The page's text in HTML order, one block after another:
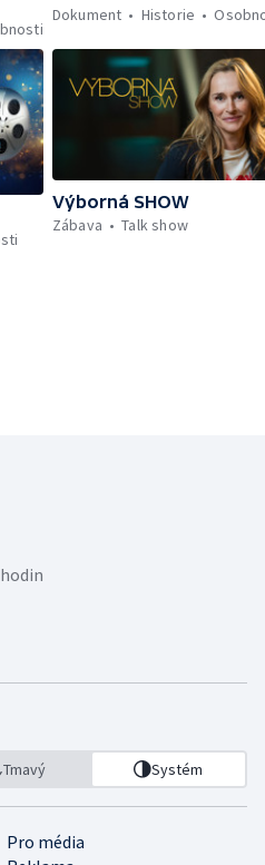
Dokument
Historie
Výborná SHOW
Zábava
Talk show
Tmavý Systém
Pro média